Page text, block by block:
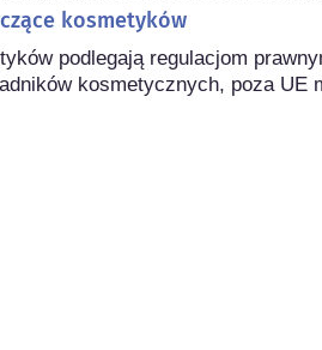
kosmetyków
podlegają regulacjom
kosmetycznych, poza UE